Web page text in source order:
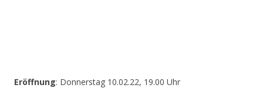
Eröffnung: Donnerstag 10.02.22, 19.00 Uhr